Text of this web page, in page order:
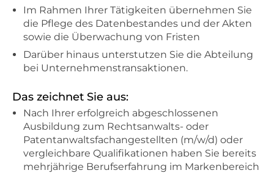
Im Rahmen Ihrer Tätigkeiten übernehmen Sie
die Pflege des Datenbestandes und der Akten
sowie die Überwachung von Fristen
Darüber hinaus unterstutzen Sie die Abteilung
bei Unternehmenstransaktionen.
Das zeichnet Sie aus:
Nach Ihrer erfolgreich abgeschlossenen
Ausbildung zum Rechtsanwalts- oder
Patentanwaltsfachangestellten (m/w/d) oder
vergleichbare Qualifikationen haben Sie bereits
mehrjährige Berufserfahrung im Markenbereich